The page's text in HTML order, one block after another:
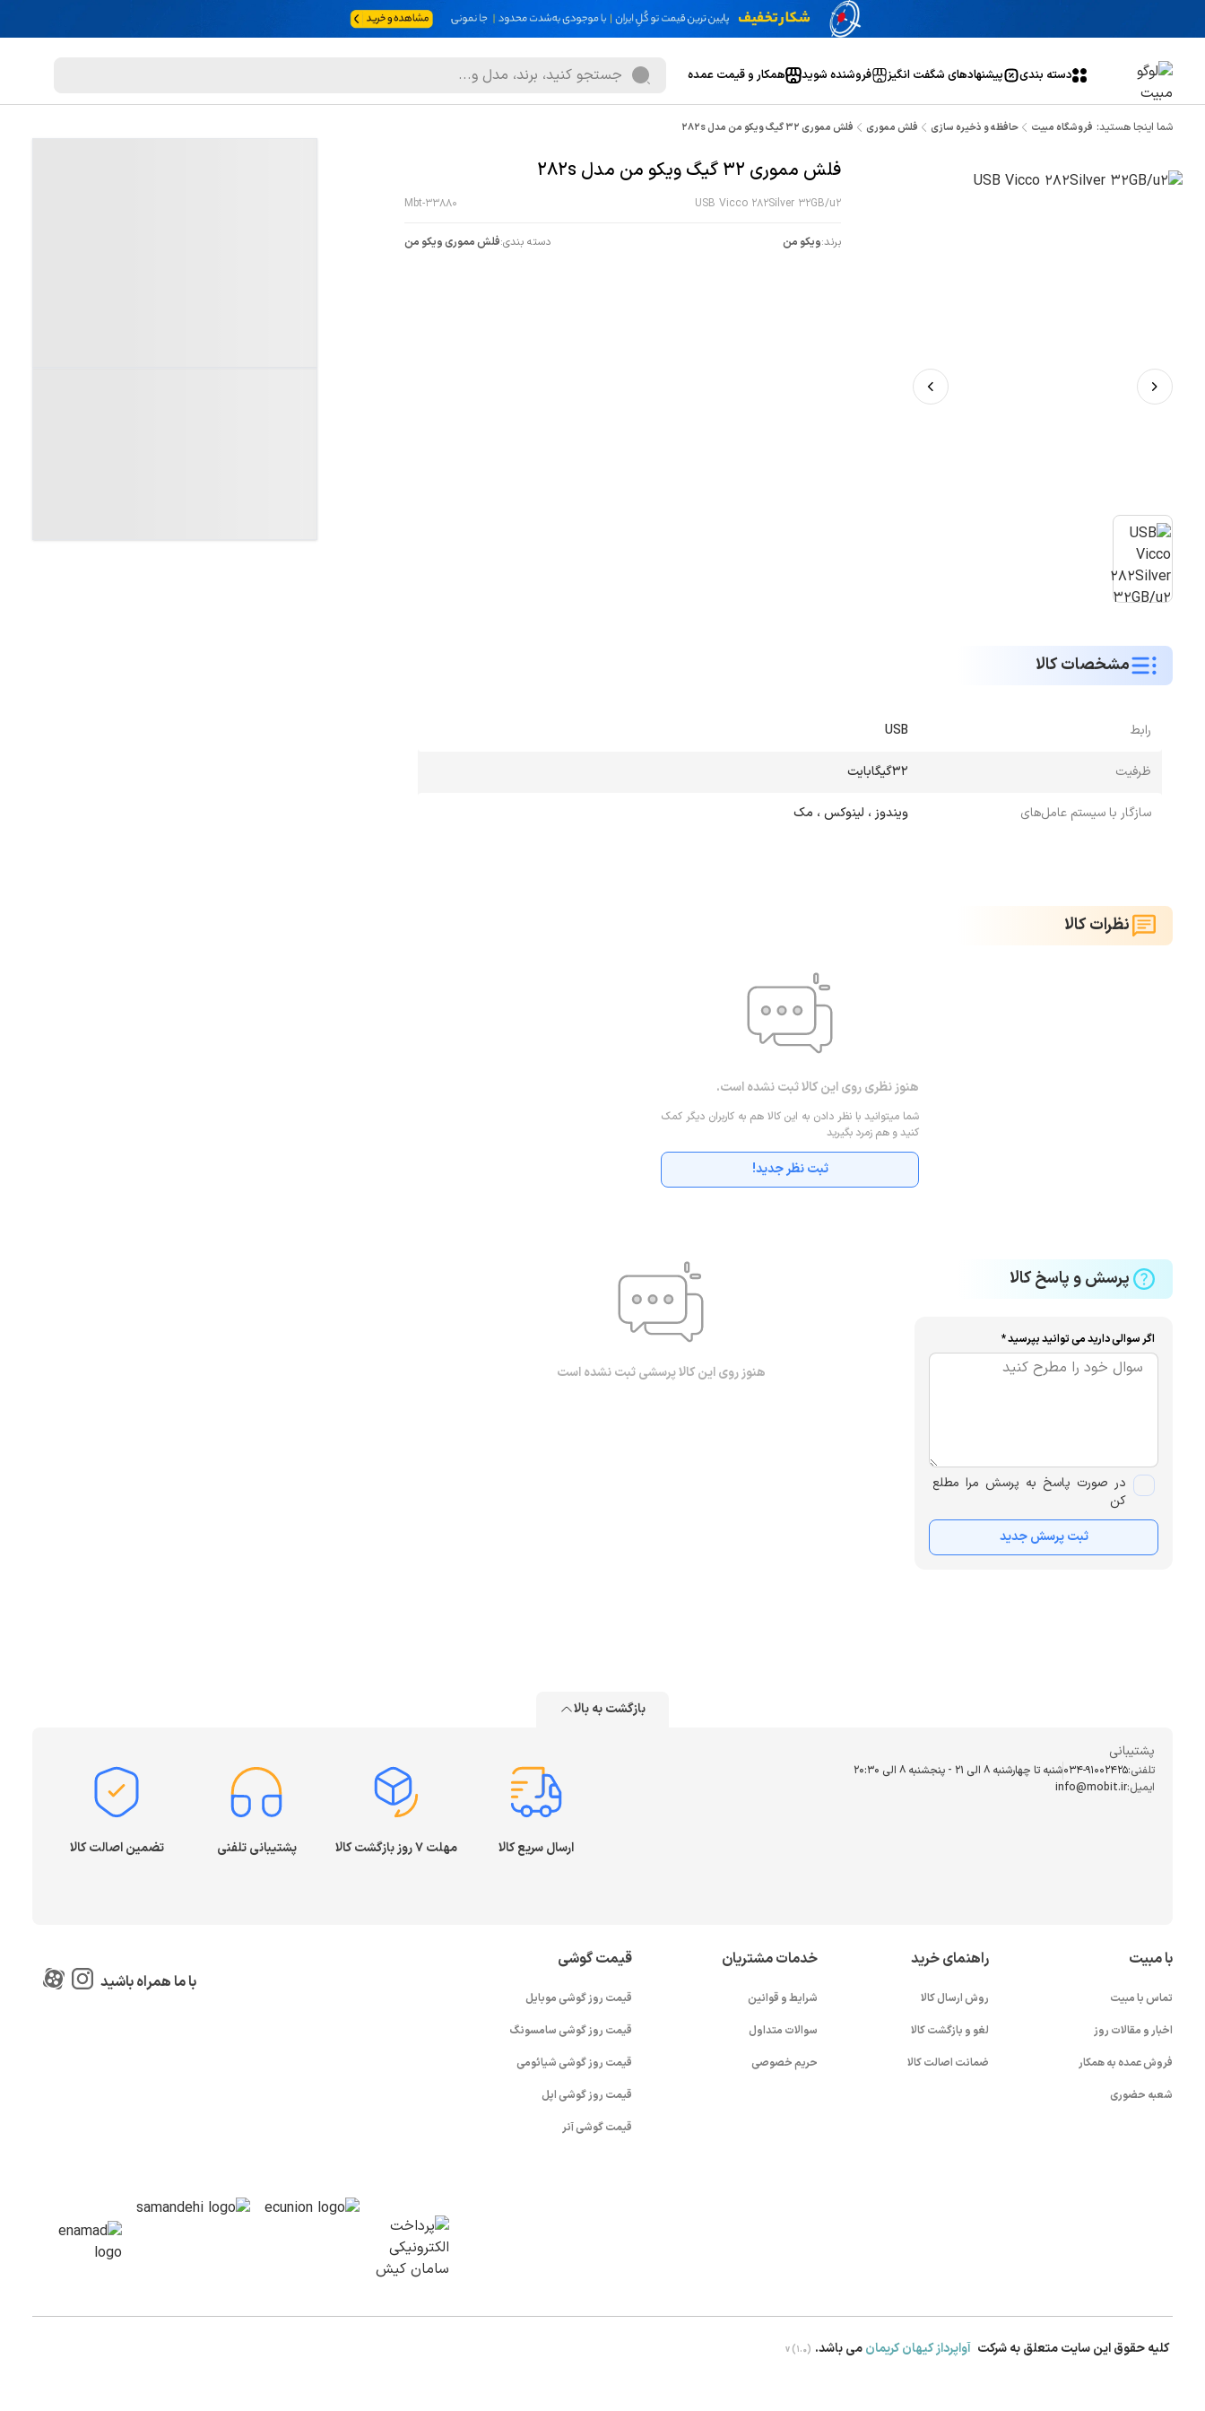
دسته بندی پیشنهاد‌های شگفت انگیز فروشنده شوید همکار و قیمت عمده
شما اینجا هستید: فروشگاه مبیت حافظه و ذخیره سازی فلش مموری فلش مموری 32 گیگ ویکو من مدل 282s
فلش مموری 32 گیگ ویکو من مدل 282s
USB Vicco 282Silver 32GB/u2
Mbt-33880
برند:ویکو من دسته بندی:فلش مموری ویکو من
مشخصات کالا
رابط USB
ظرفیت 32گیگابایت
سازگار با سیستم عامل‌های ویندوز ، لینوکس ، مک
نظرات کالا
هنوز نظری روی این کالا ثبت نشده است.
شما میتوانید با نظر دادن به این کالا هم به کاربران دیگر کمک
کنید و هم زمرد بگیرید
ثبت نظر جدید!
پرسش و پاسخ کالا
اگر سوالی دارید می توانید بپرسید *
در صورت پاسخ به پرسش مرا مطلع
کن
ثبت پرسش جدید
هنوز روی این کالا پرسشی ثبت نشده است
بازگشت به بالا
پشتیبانی
تلفنی:034-91002425شنبه تا چهارشنبه ۸ الی ۲۱ - پنجشنبه 8 الی ۲۰:۳۰
ایمیل:info@mobit.ir
ارسال سریع کالا مهلت ۷ روز بازگشت کالا پشتیبانی تلفنی تضمین اصالت کالا
با مبیت
تماس با مبیت
اخبار و مقالات روز
فروش عمده به همکار
شعبه حضوری
راهنمای خرید
روش ارسال کالا
لغو و بازگشت کالا
ضمانت اصالت کالا
خدمات مشتریان
شرایط و قوانین
سوالات متداول
حریم خصوصی
قیمت گوشی
قیمت روز گوشی موبایل
قیمت روز گوشی سامسونگ
قیمت روز گوشی شیائومی
قیمت روز گوشی اپل
قیمت گوشی آنر
با ما همراه باشید
کلیه حقوق این سایت متعلق به شرکت آواپرداز کیهان کریمانمی باشد. v (1.0)